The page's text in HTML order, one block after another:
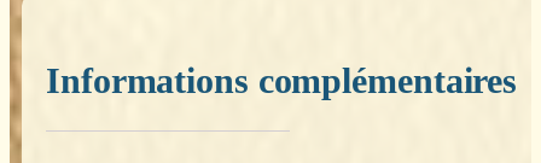
Informations complémentaires